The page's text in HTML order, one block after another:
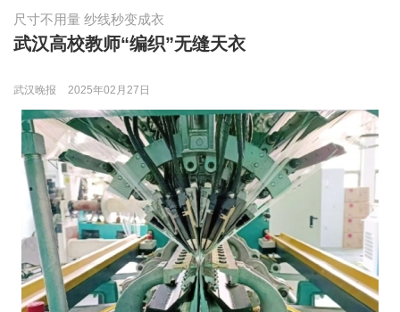
尺寸不用量 纱线秒变成衣
武汉高校教师“编织”无缝天衣
武汉晚报 2025年02月27日